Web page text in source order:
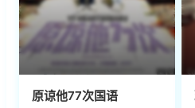
原谅他77次国语